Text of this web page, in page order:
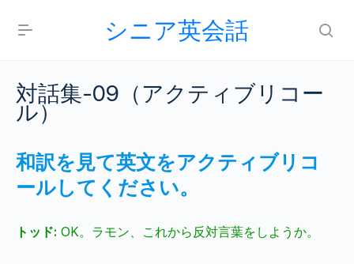
シニア英会話
対話集-09（アクティブリコー
ル）
和訳を見て英文をアクティブリコ
ールしてください。
トッド: OK。ラモン、これから反対言葉をしようか。